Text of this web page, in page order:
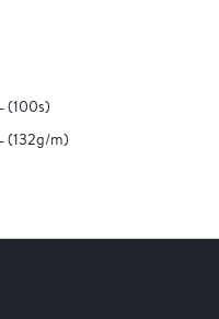
(100s)
(132g/m)